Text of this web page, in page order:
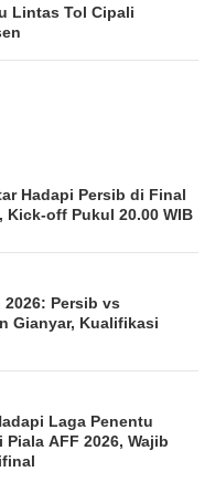
Lintas Tol Cipali
Hadapi Persib di Final
Kick-off Pukul 20.00 WIB
Persib vs
Gianyar, Kualifikasi
Laga Penentu
AFF 2026, Wajib